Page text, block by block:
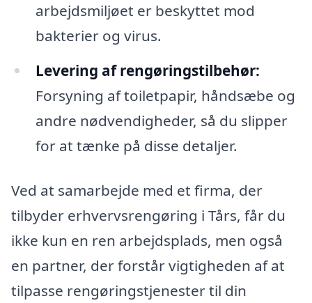
arbejdsmiljøet er beskyttet mod
bakterier og virus.
Levering af rengøringstilbehør:
Forsyning af toiletpapir, håndsæbe og
andre nødvendigheder, så du slipper
for at tænke på disse detaljer.
Ved at samarbejde med et firma, der
tilbyder erhvervsrengøring i Tårs, får du
ikke kun en ren arbejdsplads, men også
en partner, der forstår vigtigheden af at
tilpasse rengøringstjenester til din